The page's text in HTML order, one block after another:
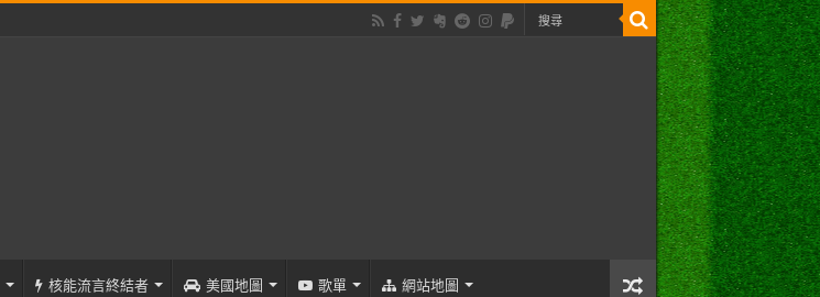
核能流言終結者 美國地圖 歌單 網站地圖